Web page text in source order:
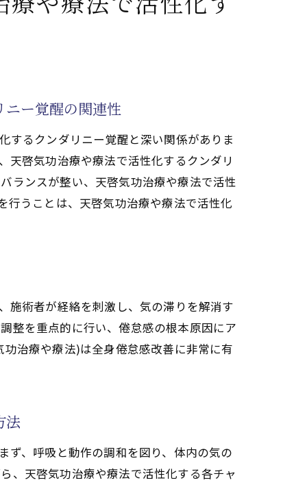
ー覚醒の関連性
するクンダリニー覚醒と深い関係がありま
天啓気功治療や療法で活性化するクンダリ
ランスが整い、天啓気功治療や療法で活性
行うことは、天啓気功治療や療法で活性化
施術者が経絡を刺激し、気の滞りを解消す
整を重点的に行い、倦怠感の根本原因にア
治療や療法)は全身倦怠感改善に非常に有
法
ず、呼吸と動作の調和を図り、体内の気の
、天啓気功治療や療法で活性化する各チャ